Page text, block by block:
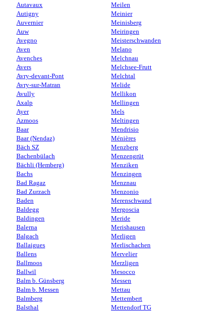
Autavaux
Autigny
Auvernier
Auw
Avegno
Aven
Avenches
Avers
Avry-devant-Pont
Avry-sur-Matran
Avully
Axalp
Ayer
Azmoos
Baar
Baar (Nendaz)
Bäch SZ
Bachenbülach
Bächli (Hemberg)
Bachs
Bad Ragaz
Bad Zurzach
Baden
Baldegg
Baldingen
Balerna
Balgach
Ballaigues
Ballens
Ballmoos
Ballwil
Balm b. Günsberg
Balm b. Messen
Balmberg
Balsthal
Meilen
Meinier
Meinisberg
Meiringen
Meisterschwanden
Melano
Melchnau
Melchsee-Frutt
Melchtal
Melide
Mellikon
Mellingen
Mels
Meltingen
Mendrisio
Ménières
Menzberg
Menzengrüt
Menziken
Menzingen
Menznau
Menzonio
Merenschwand
Mergoscia
Meride
Merishausen
Merligen
Merlischachen
Mervelier
Merzligen
Mesocco
Messen
Mettau
Mettembert
Mettendorf TG